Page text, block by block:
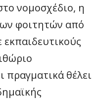
νομοσχέδιο, η
φοιτητών από
πραγματικά θέλει